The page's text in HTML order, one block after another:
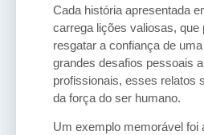
Cada história apresentada
carrega lições valiosas, que
resgatar a confiança de
grandes desafios pessoais
profissionais, esses relatos
da força do ser humano.
Um exemplo memorável foi